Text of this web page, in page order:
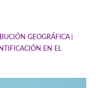
GEOGRÁFICA
EN EL